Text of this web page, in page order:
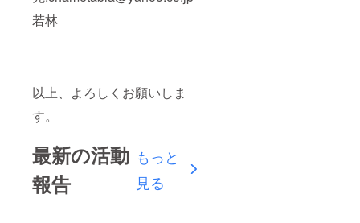
若林
以上、よろしくお願いしま
す。
最新の活動
報告
もっと
見る